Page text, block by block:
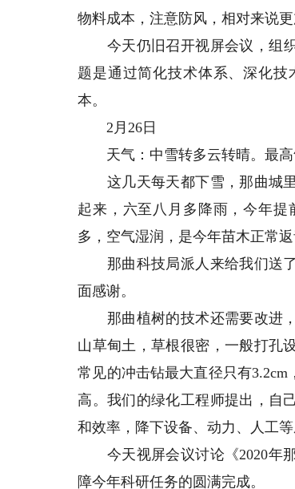
物料成本，注意防风，相对来说更
今天仍旧召开视屏会议，组织
题是通过简化技术体系、深化
本。
2月26日
天气：中雪转多云转晴。最高
这几天每天都下雪，那曲城里
起来，六至八月多降雨，今年
多，空气湿润，是今年苗木正常返
那曲科技局派人来给我们送了
面感谢。
那曲植树的技术还需要改进，
山草甸土，草根很密，一般打孔
常见的冲击钻最大直径只有
高。我们的绿化工程师提出，自
和效率，降下设备、动力、人工
今天视屏会议讨论《2020年那
障今年科研任务的圆满完成。